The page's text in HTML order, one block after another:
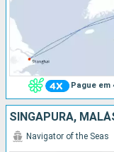
Pague em
SINGAPURA,
Navigator of the Seas